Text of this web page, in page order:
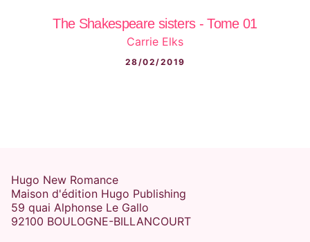
The Shakespeare sisters - Tome 01
Carrie Elks
28/02/2019
Hugo New Romance
Maison d'édition Hugo Publishing
59 quai Alphonse Le Gallo
92100 BOULOGNE-BILLANCOURT